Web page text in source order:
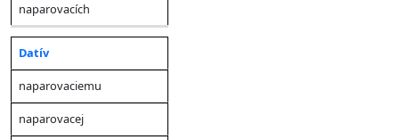
naparovacích
Datív
naparovaciemu
naparovacej